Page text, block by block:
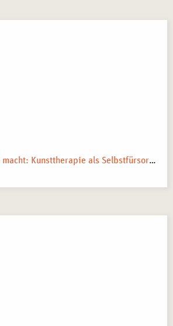
Wenn Helfen krank macht: Kunsttherapie als Selbstfürsorge in pflegenden und beratenden Berufen